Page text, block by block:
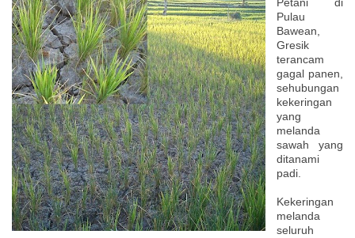
Pulau
Bawean,
Gresik
terancam
gagal panen,
sehubungan
kekeringan
yang
melanda
sawah yang
ditanami
padi.
Kekeringan
melanda
seluruh